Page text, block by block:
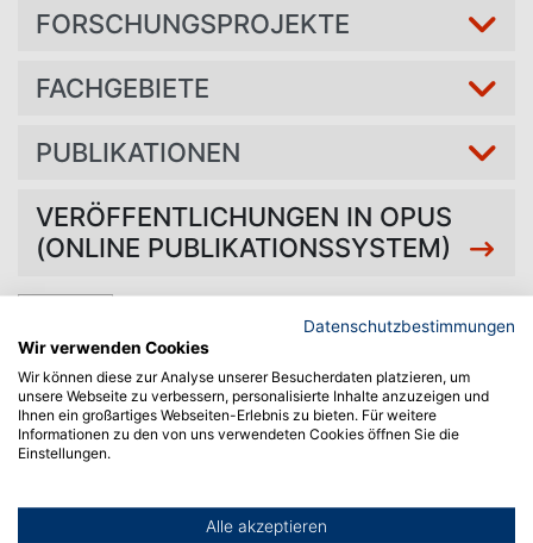
FORSCHUNGSPROJEKTE
FACHGEBIETE
PUBLIKATIONEN
VERÖFFENTLICHUNGEN IN OPUS
(ONLINE PUBLIKATIONSSYSTEM)
Datenschutzbestimmungen
Wir verwenden Cookies
Wir können diese zur Analyse unserer Besucherdaten platzieren, um
unsere Webseite zu verbessern, personalisierte Inhalte anzuzeigen und
Ihnen ein großartiges Webseiten-Erlebnis zu bieten. Für weitere
Informationen zu den von uns verwendeten Cookies öffnen Sie die
Einstellungen.
Alle akzeptieren